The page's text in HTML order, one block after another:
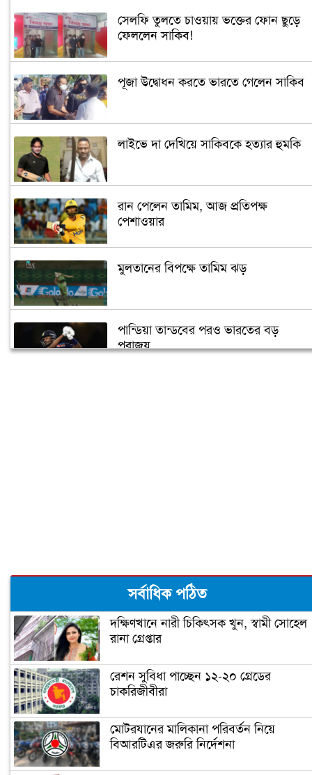
সেলফি তুলতে চাওয়ায় ভক্তের ফোন ছুড়ে
ফেললেন সাকিব!
পূজা উদ্বোধন করতে ভারতে গেলেন সাকিব
লাইভে দা দেখিয়ে সাকিবকে হত্যার হুমকি
রান পেলেন তামিম, আজ প্রতিপক্ষ
পেশাওয়ার
মুলতানের বিপক্ষে তামিম ঝড়
পান্ডিয়া তান্ডবের পরও ভারতের বড়
পরাজয়
‘আপনি ক্রিকেটার, হিন্দুদের ধর্মগুরু নন’
মাশরাফির ক্যারিয়ার শেষ!
ফিটনেসে সাকিবের সফলতার রহস্য ফাঁস
সর্বাধিক পঠিত
দক্ষিণখানে নারী চিকিৎসক খুন, স্বামী সোহেল
রানা গ্রেপ্তার
রেশন সুবিধা পাচ্ছেন ১২-২০ গ্রেডের
চাকরিজীবীরা
মোটরযানের মালিকানা পরিবর্তন নিয়ে
বিআরটিএর জরুরি নির্দেশনা